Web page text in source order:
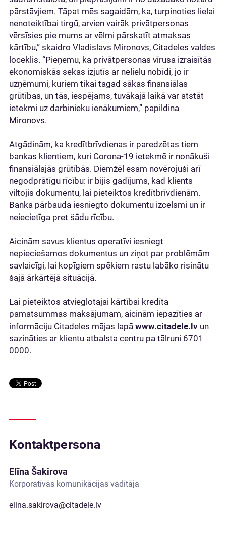
pārstāvjiem. Tāpat mēs sagaidām, ka, turpinoties lielai
nenoteiktībai tirgū, arvien vairāk privātpersonas
vērsīsies pie mums ar vēlmi pārskatīt atmaksas
kārtību,” skaidro Vladislavs Mironovs, Citadeles valdes
loceklis. “Pieņemu, ka privātpersonas vīrusa izraisītās
ekonomiskās sekas izjutīs ar nelielu nobīdi, jo ir
uzņēmumi, kuriem tikai tagad sākas finansiālas
grūtības, un tās, iespējams, tuvākajā laikā var atstāt
ietekmi uz darbinieku ienākumiem,” papildina
Mironovs.
Atgādinām, ka kredītbrīvdienas ir paredzētas tiem
bankas klientiem, kuri Corona-19 ietekmē ir nonākuši
finansiālajās grūtībās. Diemžēl esam novērojuši arī
negodprātīgu rīcību: ir bijis gadījums, kad klients
viltojis dokumentu, lai pieteiktos kredītbrīvdienām.
Banka pārbauda iesniegto dokumentu izcelsmi un ir
neiecietīga pret šādu rīcību.
Aicinām savus klientus operatīvi iesniegt
nepieciešamos dokumentus un ziņot par problēmām
savlaicīgi, lai kopīgiem spēkiem rastu labāko risinātu
šajā ārkārtējā situācijā.
Lai pieteiktos atvieglotajai kārtībai kredīta
pamatsummas maksājumam, aicinām iepazīties ar
informāciju Citadeles mājas lapā www.citadele.lv un
sazināties ar klientu atbalsta centru pa tālruni 6701
0000.
Kontaktpersona
Elīna Šakirova
Korporatīvās komunikācijas vadītāja
elina.sakirova@citadele.lv